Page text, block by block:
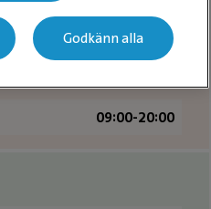
08:00-20:00
09:00-20:00
Godkänn alla